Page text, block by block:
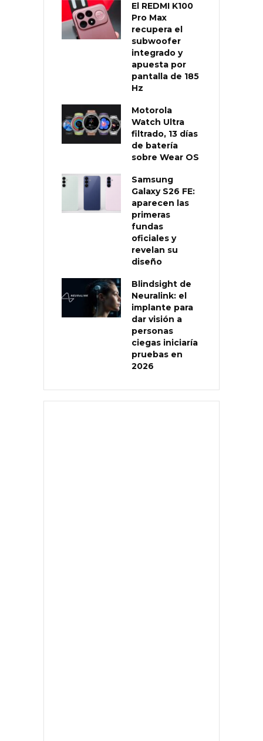
El REDMI K100
Pro Max
recupera el
subwoofer
integrado y
apuesta por
pantalla de 185
Hz
Motorola
Watch Ultra
filtrado, 13 días
de batería
sobre Wear OS
Samsung
Galaxy S26 FE:
aparecen las
primeras
fundas
oficiales y
revelan su
diseño
Blindsight de
Neuralink: el
implante para
dar visión a
personas
ciegas iniciaría
pruebas en
2026